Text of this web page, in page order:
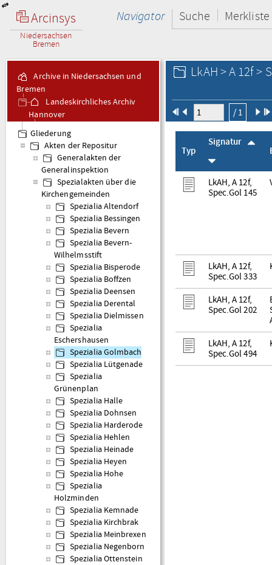
Arcinsys
Niedersachsen
Bremen
Navigator Suche Merkliste
Archive in Niedersachsen und
Bremen
Landeskirchliches Archiv
Hannover
Holzminden
Gliederung
Akten der Repositur
Generalakten der
Generalinspektion
Spezialakten über die
Kirchengemeinden
Spezialia Altendorf
Spezialia Bessingen
Spezialia Bevern
Spezialia Bevern-
Wilhelmsstift
Spezialia Bisperode
Spezialia Boffzen
Spezialia Deensen
Spezialia Derental
Spezialia Dielmissen
Spezialia
Eschershausen
Spezialia Golmbach
Spezialia Lütgenade
Spezialia
Grünenplan
Spezialia Halle
Spezialia Dohnsen
Spezialia Harderode
Spezialia Hehlen
Spezialia Heinade
Spezialia Heyen
Spezialia Hohe
Spezialia
Holzminden
Spezialia Kemnade
Spezialia Kirchbrak
Spezialia Meinbrexen
Spezialia Negenborn
Spezialia Ottenstein
LkAH > A 12f >
/ 1
Typ
Signatur
LkAH, A 12f,
Spec.Gol 145
LkAH, A 12f,
Spec.Gol 333
LkAH, A 12f,
Spec.Gol 202
LkAH, A 12f,
Spec.Gol 494